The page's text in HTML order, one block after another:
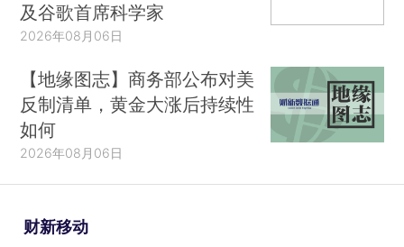
及谷歌首席科学家
2026年08月06日
【地缘图志】商务部公布对美
反制清单，黄金大涨后持续性
如何
2026年08月06日
财新移动